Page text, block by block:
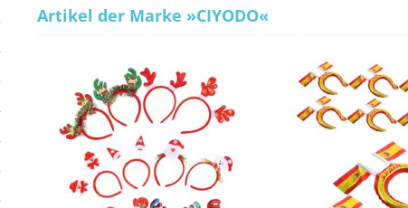
Artikel der Marke »CIYODO«